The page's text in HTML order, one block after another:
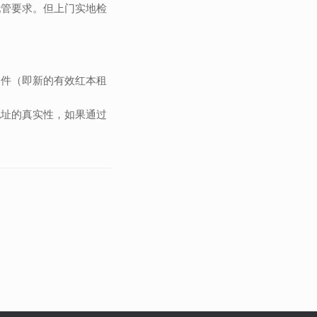
要求。但上门实地检
（即新的有效红本租
的真实性，如果通过